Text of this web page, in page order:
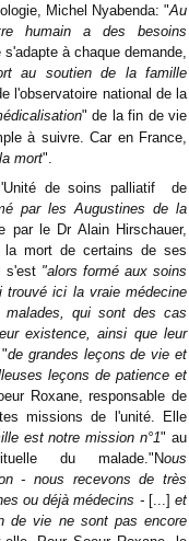
Michel Nyabenda: "Au
humain a des besoins
à chaque demande,
au soutien de la famille
l'observatoire national de la
" de la fin de vie
à suivre. Car en France,
mort".
de soins palliatif de
par les Augustines de la
par le Dr Alain Hirschauer,
mort de certains de ses
s'est "alors formé aux soins
trouvé ici la vraie médecine
malades, qui sont des cas
existence, ainsi que leur
"de grandes leçons de vie et
leçons de patience et
Roxane, responsable de
missions de l'unité. Elle
est notre mission n°1" au
du malade."Nous
- nous recevons de très
ou déjà médecins -[...] et
de vie ne sont pas encore